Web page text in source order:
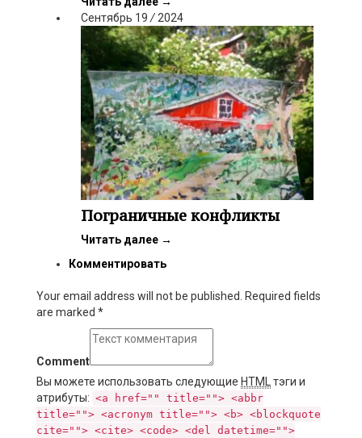
Сентябрь 19/2024
Пограничные конфликты
Читать далее →
Комментировать
Your email address will not be published. Required fields
are marked *
Comment
Вы можете использовать следующие HTMLтэги и
атрибуты: <a href="" title=""> <abbr
title=""> <acronym title=""> <b> <blockquote
cite=""> <cite> <code> <del datetime="">